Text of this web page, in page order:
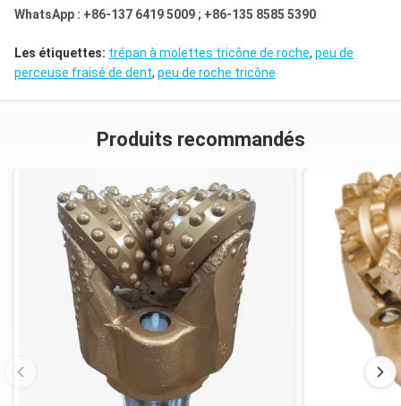
dure avec la
la pression
élevée et les
Schiste
Chaux
Grès
ATJ-33
ATJ-44
ATJ-44C
dure et
dense avec
la résistance
à la pression
très élevée
mais aucun
abrasif pose
Chaux
Dolomite
Ahydrite
ATJ-55
ATJ-77
Extrêmement
Quartzite
WhatsApp : +86-137 6419 5009 ; +86-135 8585 5390
Les étiquettes: trépan à molettes tricône de roche, peu de
perceuse fraisé de dent, peu de roche tricône
Produits recommandés